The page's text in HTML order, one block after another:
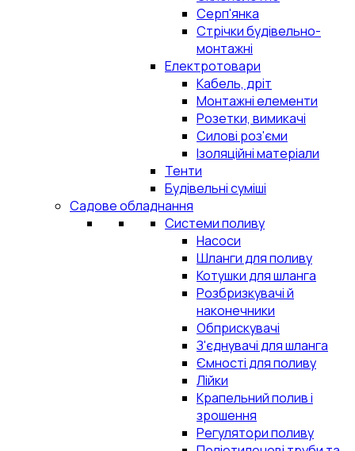
Серп'янка
Стрічки будівельно-
монтажні
Електротовари
Кабель, дріт
Монтажні елементи
Розетки, вимикачі
Силові роз'єми
Ізоляційні матеріали
Тенти
Будівельні суміші
Садове обладнання
Системи поливу
Насоси
Шланги для поливу
Котушки для шланга
Розбризкувачі й
наконечники
Обприскувачі
З'єднувачі для шланга
Ємності для поливу
Лійки
Крапельний полив і
зрошення
Регулятори поливу